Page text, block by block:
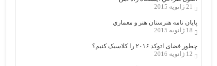
21 ژانویه 2015
پایان نامه هنرستان هنر و معماري
18 ژانویه 2015
چطور فضای اتوکد ۲۰۱۶ را کلاسیک کنیم؟
12 ژانویه 2016